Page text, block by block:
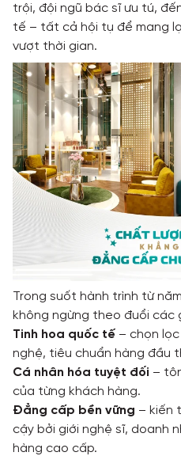
trội, đội ngũ bác sĩ ưu tú,
tế – tất cả hội tụ để mang
vượt thời gian.
Trong suốt hành trình từ năm
không ngừng theo đuổi các
Tinh hoa quốc tế – chọn
nghệ, tiêu chuẩn hàng đầu
Cá nhân hóa tuyệt đối –
của từng khách hàng.
Đẳng cấp bền vững – kiến
cậy bởi giới nghệ sĩ, doanh
hàng cao cấp.